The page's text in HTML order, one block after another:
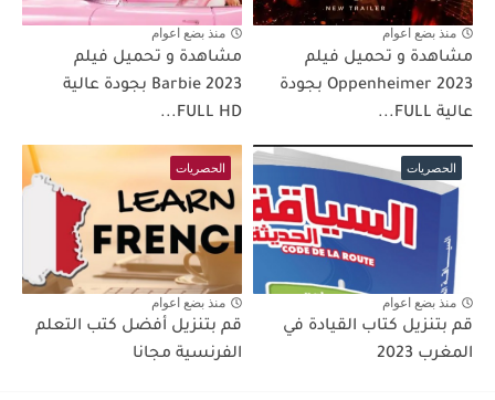
منذ بضع اعوام
مشاهدة و تحميل فيلم
Oppenheimer 2023 بجودة
عالية FULL...
منذ بضع اعوام
مشاهدة و تحميل فيلم
Barbie 2023 بجودة عالية
FULL HD...
الحصريات
منذ بضع اعوام
قم بتنزيل كتاب القيادة في
المغرب 2023
الحصريات
منذ بضع اعوام
قم بتنزيل أفضل كتب التعلم
الفرنسية مجانا